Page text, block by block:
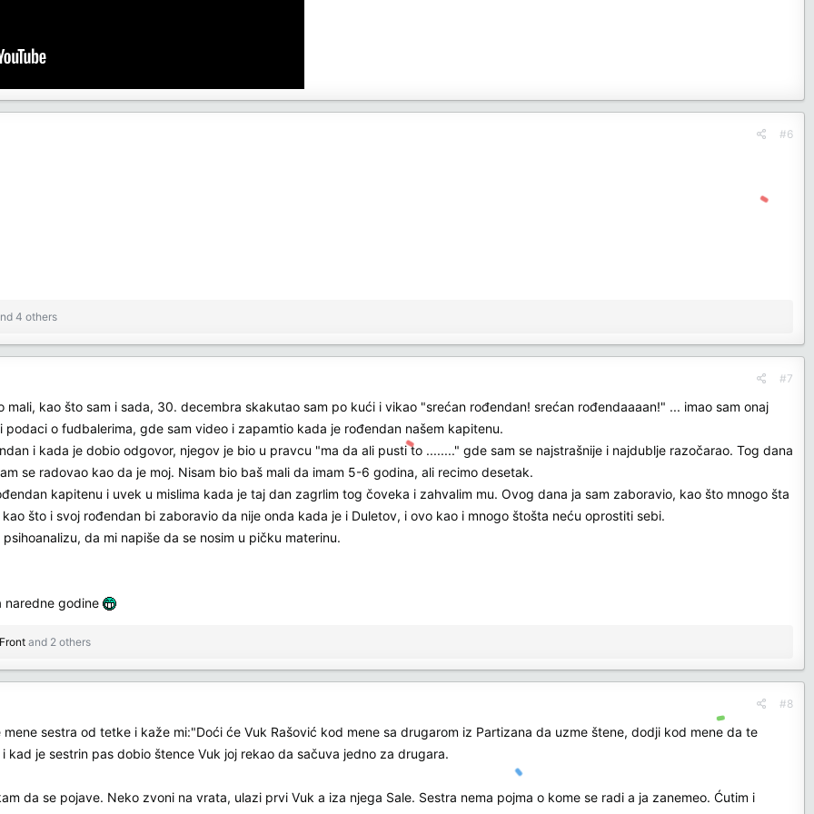
#6
4 others
#7
mali, kao što sam i sada, 30. decembra skakutao sam po kući i vikao "srećan rođendan! srećan rođendaaaan!" ... imao sam onaj
o fudbalerima, gde sam video i zapamtio kada je rođendan našem kapitenu.
i kada je dobio odgovor, njegov je bio u pravcu "ma da ali pusti to ........" gde sam se najstrašnije i najdublje razočarao. Tog dana
se radovao kao da je moj. Nisam bio baš mali da imam 5-6 godina, ali recimo desetak.
kapitenu i uvek u mislima kada je taj dan zagrlim tog čoveka i zahvalim mu. Ovog dana ja sam zaboravio, kao što mnogo šta
što i svoj rođendan bi zaboravio da nije onda kada je i Duletov, i ovo kao i mnogo štošta neću oprostiti sebi.
da mi napiše da se nosim u pičku materinu.
naredne godine
and 2 others
#8
sestra od tetke i kaže mi:"Doći će Vuk Rašović kod mene sa drugarom iz Partizana da uzme štene, dodji kod mene da te
kad je sestrin pas dobio štence Vuk joj rekao da sačuva jedno za drugara.
da se pojave. Neko zvoni na vrata, ulazi prvi Vuk a iza njega Sale. Sestra nema pojma o kome se radi a ja zanemeo. Ćutim i